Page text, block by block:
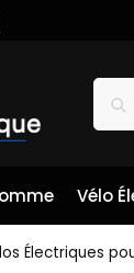
Vélo
Électriques